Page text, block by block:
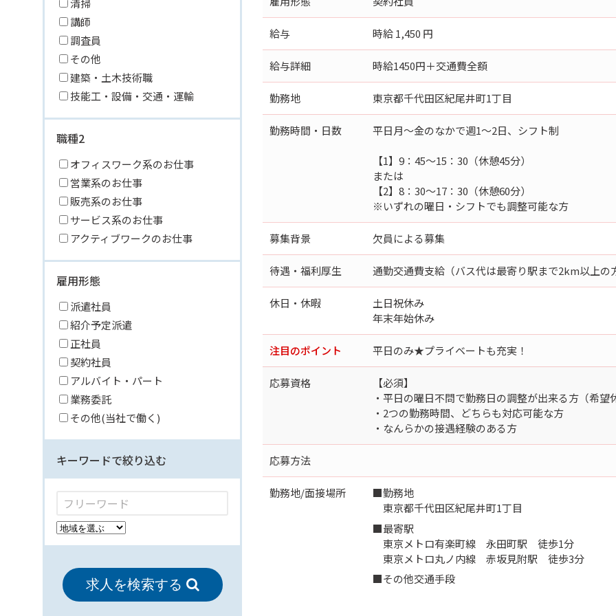
給与 時給 1,450 円
給与詳細 時給1450円＋交通費全額
勤務地 東京都千代田区紀尾井町1丁目
勤務時間・日数 平日月～金のなかで週1～2日、シフト制
【1】9：45～15：30（休憩45分）
または
【2】8：30～17：30（休憩60分）
※いずれの曜日・シフトでも調整可能な方
募集背景 欠員による募集
待遇・福利厚生 通勤交通費支給（バス代は最寄り駅まで2km以上の
休日・休暇
土日祝休み
年末年始休み
注目のポイント 平日のみ★プライベートも充実！
応募資格
【必須】
・平日の曜日不問で勤務日の調整が出来る方（希望
・2つの勤務時間、どちらも対応可能な方
・なんらかの接遇経験のある方
応募方法
勤務地/面接場所
■勤務地
東京都千代田区紀尾井町1丁目
■最寄駅
東京メトロ有楽町線 永田町駅 徒歩1分
東京メトロ丸ノ内線 赤坂見附駅 徒歩3分
■その他交通手段
清掃
講師
調査員
その他
建築・土木技術職
技能工・設備・交通・運輸
職種2
オフィスワーク系のお仕事
営業系のお仕事
販売系のお仕事
サービス系のお仕事
アクティブワークのお仕事
雇用形態
派遣社員
紹介予定派遣
正社員
契約社員
アルバイト・パート
業務委託
その他(当社で働く)
キーワードで絞り込む
求人を検索する